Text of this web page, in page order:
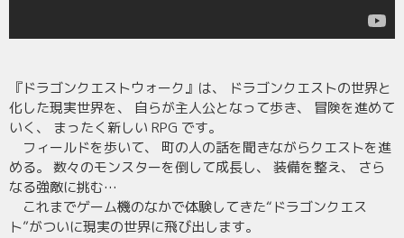
『ドラゴンクエストウォーク』は、 ドラゴンクエストの世界と
化した現実世界を、 自らが主人公となって歩き、 冒険を進めて
いく、 まったく新しい RPG です。
フィールドを歩いて、 町の人の話を聞きながらクエストを進
める。 数々のモンスターを倒して成長し、 装備を整え、 さら
なる強敵に挑む…
これまでゲーム機のなかで体験してきた“ドラゴンクエス
ト”がついに現実の世界に飛び出します。